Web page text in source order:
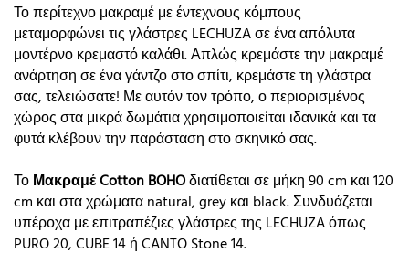
Το περίτεχνο μακραμέ με έντεχνους κόμπους
μεταμορφώνει τις γλάστρες LECHUZA σε ένα απόλυτα
μοντέρνο κρεμαστό καλάθι. Απλώς κρεμάστε την μακραμέ
ανάρτηση σε ένα γάντζο στο σπίτι, κρεμάστε τη γλάστρα
σας, τελειώσατε! Με αυτόν τον τρόπο, ο περιορισμένος
χώρος στα μικρά δωμάτια χρησιμοποιείται ιδανικά και τα
φυτά κλέβουν την παράσταση στο σκηνικό σας.
ΤοΜακραμέ Cotton BOHOδιατίθεται σε μήκη 90 cm και 120
cm και στα χρώματα natural, grey και black. Συνδυάζεται
υπέροχα με επιτραπέζιες γλάστρες της LECHUZA όπως
PURO 20, CUBE 14 ή CANTO Stone 14.